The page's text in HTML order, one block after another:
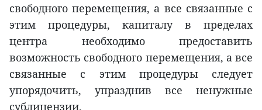
свободного перемещения, а все связанные с
этим процедуры, капиталу в пределах
центра необходимо предоставить
возможность свободного перемещения, а все
связанные с этим процедуры следует
упорядочить, упразднив все ненужные
сублицензии.